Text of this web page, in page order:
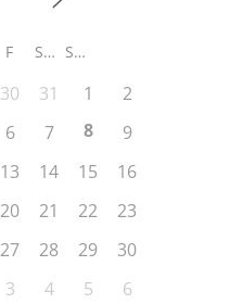
F S S
30 31 1
2
6 7 8
9
13 14 15
16
20 21 22
23
27 28 29
30
3 4 5 6